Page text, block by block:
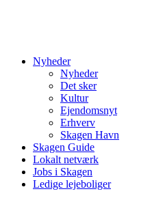
Nyheder
Nyheder
Det sker
Kultur
Ejendomsnyt
Erhverv
Skagen Havn
Skagen Guide
Lokalt netværk
Jobs i Skagen
Ledige lejeboliger